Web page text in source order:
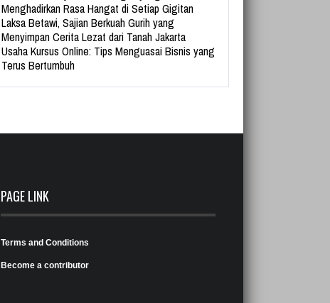
Menghadirkan Rasa Hangat di Setiap Gigitan
Laksa Betawi, Sajian Berkuah Gurih yang
Menyimpan Cerita Lezat dari Tanah Jakarta
Usaha Kursus Online: Tips Menguasai Bisnis yang
Terus Bertumbuh
PAGE LINK
Terms and Conditions
Become a contributor